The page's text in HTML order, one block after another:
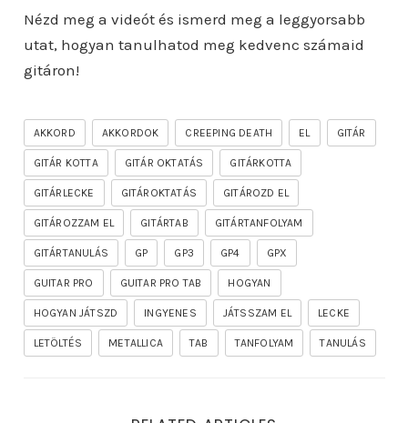
Nézd meg a videót és ismerd meg a leggyorsabb
utat, hogyan tanulhatod meg kedvenc számaid
gitáron!
AKKORD AKKORDOK CREEPING DEATH EL GITÁR
GITÁR KOTTA GITÁR OKTATÁS GITÁRKOTTA
GITÁRLECKE GITÁROKTATÁS GITÁROZD EL
GITÁROZZAM EL GITÁRTAB GITÁRTANFOLYAM
GITÁRTANULÁS GP GP3 GP4 GPX
GUITAR PRO GUITAR PRO TAB HOGYAN
HOGYAN JÁTSZD INGYENES JÁTSSZAM EL LECKE
LETÖLTÉS METALLICA TAB TANFOLYAM TANULÁS